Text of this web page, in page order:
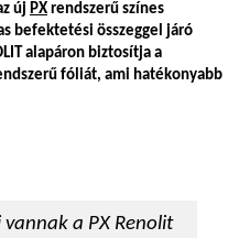
új PX rendszerű színes
befektetési összeggel járó
alapáron biztosítja a
fóliát, ami hatékonyabb
a PX Renolit